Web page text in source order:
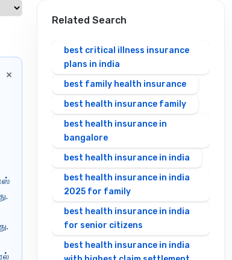
×
Related Search
best critical illness insurance
plans in india
best family health insurance
best health insurance family
best health insurance in
bangalore
best health insurance in india
best health insurance in india
2025 for family
best health insurance in india
for senior citizens
best health insurance in india